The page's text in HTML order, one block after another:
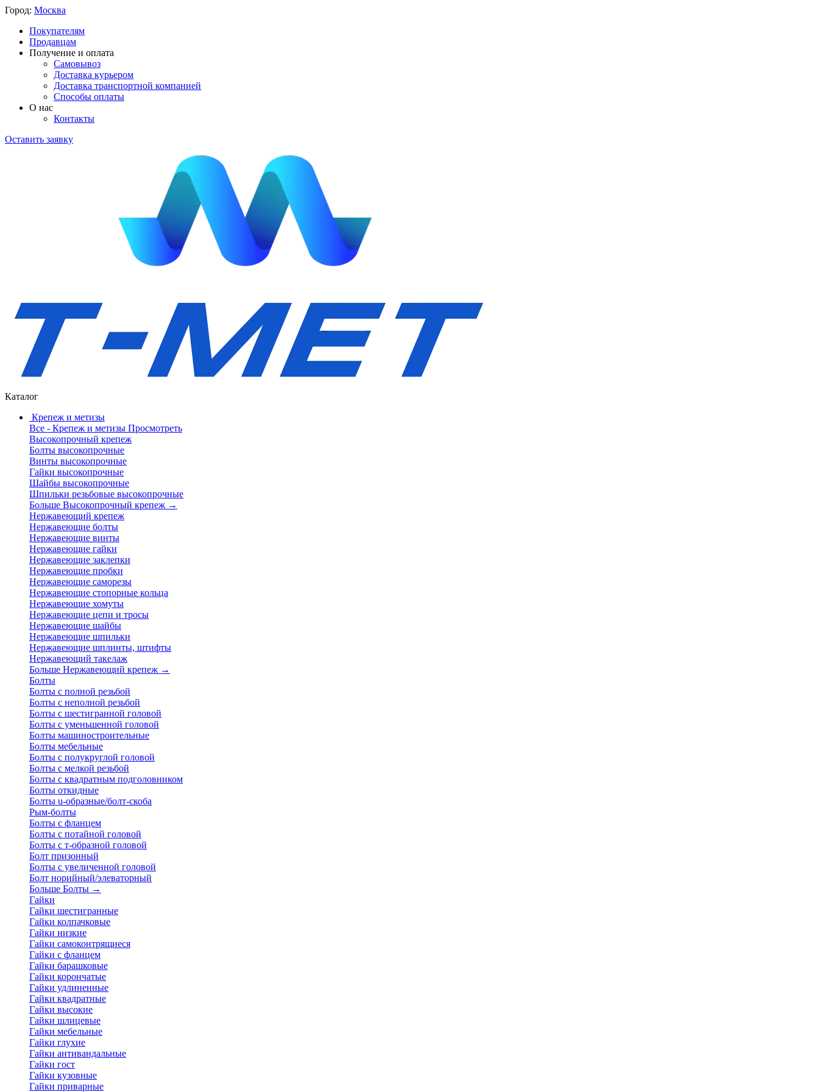
Город: Москва
Покупателям
Продавцам
Получение и оплата
Самовывоз
Доставка курьером
Доставка транспортной компанией
Способы оплаты
О нас
Контакты
Оставить заявку
Каталог
Крепеж и метизы
Все - Крепеж и метизы Просмотреть
Высокопрочный крепеж
Болты высокопрочные
Винты высокопрочные
Гайки высокопрочные
Шайбы высокопрочные
Шпильки резьбовые высокопрочные
Больше Высокопрочный крепеж →
Нержавеющий крепеж
Нержавеющие болты
Нержавеющие винты
Нержавеющие гайки
Нержавеющие заклепки
Нержавеющие пробки
Нержавеющие саморезы
Нержавеющие стопорные кольца
Нержавеющие хомуты
Нержавеющие цепи и тросы
Нержавеющие шайбы
Нержавеющие шпильки
Нержавеющие шплинты, штифты
Нержавеющий такелаж
Больше Нержавеющий крепеж →
Болты
Болты с полной резьбой
Болты с неполной резьбой
Болты с шестигранной головой
Болты с уменьшенной головой
Болты машиностроительные
Болты мебельные
Болты с полукруглой головой
Болты с мелкой резьбой
Болты с квадратным подголовником
Болты откидные
Болты u-образные/болт-скоба
Рым-болты
Болты с фланцем
Болты с потайной головой
Болты с т-образной головой
Болт призонный
Болты с увеличенной головой
Болт норийный/элеваторный
Больше Болты →
Гайки
Гайки шестигранные
Гайки колпачковые
Гайки низкие
Гайки самоконтрящиеся
Гайки с фланцем
Гайки барашковые
Гайки корончатые
Гайки удлиненные
Гайки квадратные
Гайки высокие
Гайки шлицевые
Гайки мебельные
Гайки глухие
Гайки антивандальные
Гайки гост
Гайки кузовные
Гайки приварные